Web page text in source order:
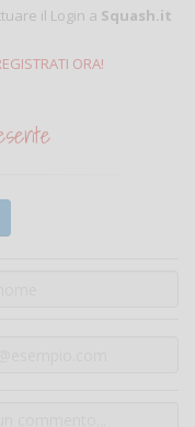
il Login a Squash.it
ORA!